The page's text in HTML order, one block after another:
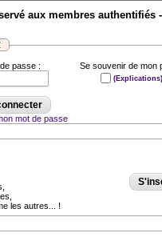
aux membres authentifiés
passe :
(Explications)
mot de passe
les autres... !